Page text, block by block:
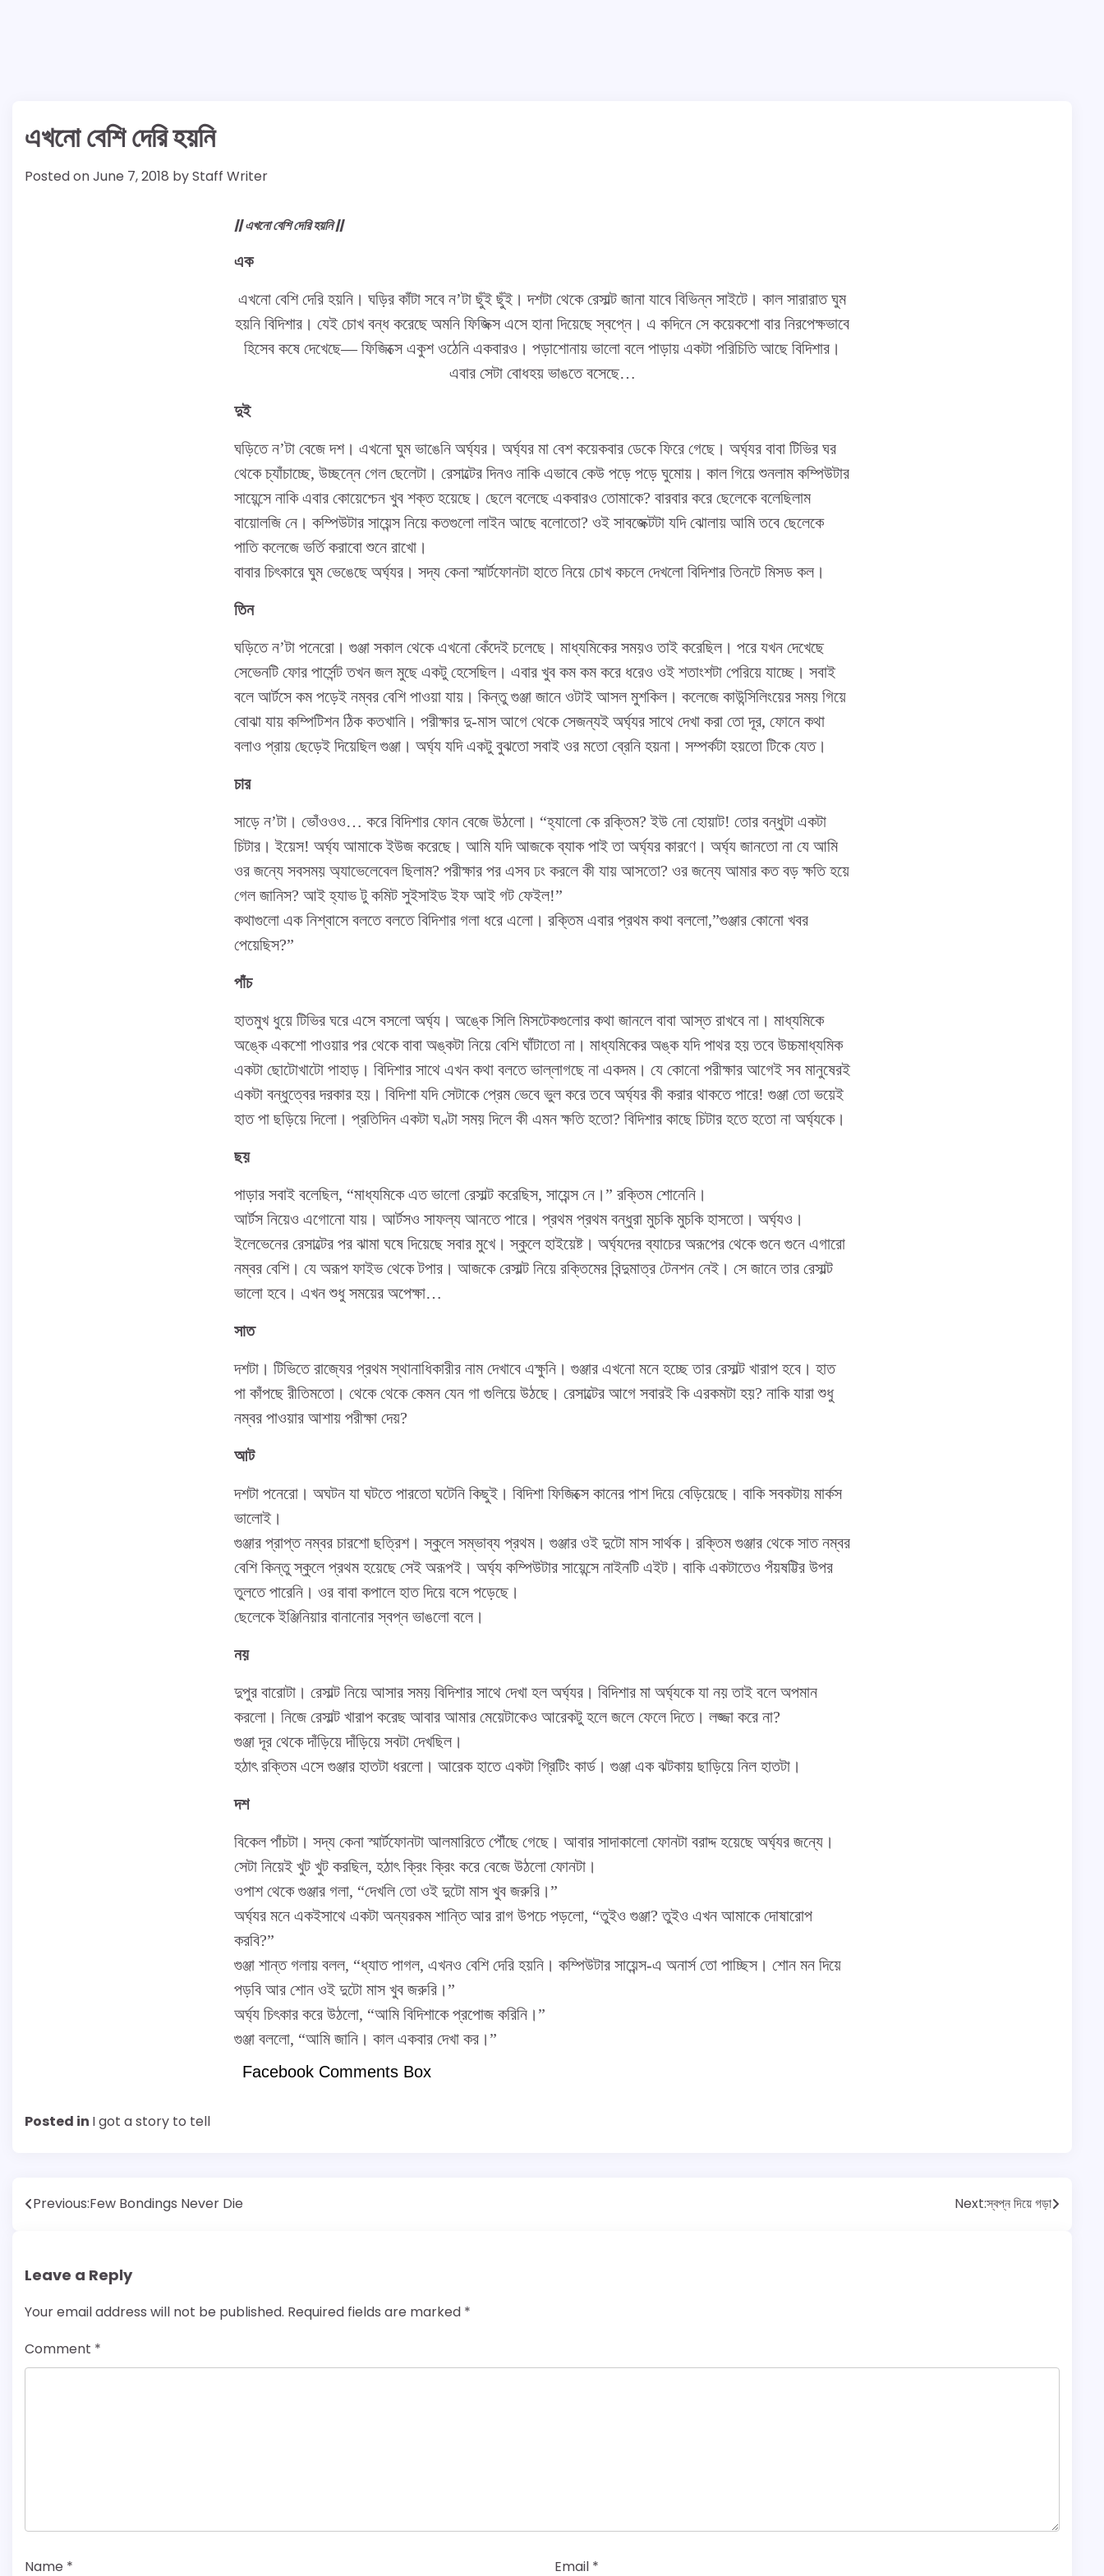
এখনো বেশি দেরি হয়নি
Posted onJune 7, 2018 byStaff Writer
|| এখনো বেশি দেরি হয়নি ||
এক
এখনো বেশি দেরি হয়নি। ঘড়ির কাঁটা সবে ন’টা ছুঁই ছুঁই। দশটা থেকে রেসাল্ট জানা যাবে বিভিন্ন সাইটে। কাল সারারাত ঘুম
হয়নি বিদিশার। যেই চোখ বন্ধ করেছে অমনি ফিজিক্স এসে হানা দিয়েছে স্বপ্নে। এ কদিনে সে কয়েকশো বার নিরপেক্ষভাবে
হিসেব কষে দেখেছে— ফিজিক্সে একুশ ওঠেনি একবারও। পড়াশোনায় ভালো বলে পাড়ায় একটা পরিচিতি আছে বিদিশার।
এবার সেটা বোধহয় ভাঙতে বসেছে…
দুই
ঘড়িতে ন’টা বেজে দশ। এখনো ঘুম ভাঙেনি অর্ঘ্যর। অর্ঘ্যর মা বেশ কয়েকবার ডেকে ফিরে গেছে। অর্ঘ্যর বাবা টিভির ঘর
থেকে চ্যাঁচাচ্ছে, উচ্ছন্নে গেল ছেলেটা। রেসাল্টের দিনও নাকি এভাবে কেউ পড়ে পড়ে ঘুমোয়। কাল গিয়ে শুনলাম কম্পিউটার
সায়েন্সে নাকি এবার কোয়েশ্চেন খুব শক্ত হয়েছে। ছেলে বলেছে একবারও তোমাকে? বারবার করে ছেলেকে বলেছিলাম
বায়োলজি নে। কম্পিউটার সায়েন্স নিয়ে কতগুলো লাইন আছে বলোতো? ওই সাবজেক্টটা যদি ঝোলায় আমি তবে ছেলেকে
পাতি কলেজে ভর্তি করাবো শুনে রাখো।
বাবার চিৎকারে ঘুম ভেঙেছে অর্ঘ্যর। সদ্য কেনা স্মার্টফোনটা হাতে নিয়ে চোখ কচলে দেখলো বিদিশার তিনটে মিসড কল।
তিন
ঘড়িতে ন’টা পনেরো। গুঞ্জা সকাল থেকে এখনো কেঁদেই চলেছে। মাধ্যমিকের সময়ও তাই করেছিল। পরে যখন দেখেছে
সেভেনটি ফোর পার্সেন্ট তখন জল মুছে একটু হেসেছিল। এবার খুব কম কম করে ধরেও ওই শতাংশটা পেরিয়ে যাচ্ছে। সবাই
বলে আর্টসে কম পড়েই নম্বর বেশি পাওয়া যায়। কিন্তু গুঞ্জা জানে ওটাই আসল মুশকিল। কলেজে কাউন্সিলিংয়ের সময় গিয়ে
বোঝা যায় কম্পিটিশন ঠিক কতখানি। পরীক্ষার দু-মাস আগে থেকে সেজন্যই অর্ঘ্যর সাথে দেখা করা তো দূর, ফোনে কথা
বলাও প্রায় ছেড়েই দিয়েছিল গুঞ্জা। অর্ঘ্য যদি একটু বুঝতো সবাই ওর মতো ব্রেনি হয়না। সম্পর্কটা হয়তো টিকে যেত।
চার
সাড়ে ন’টা। ভোঁওওও… করে বিদিশার ফোন বেজে উঠলো। “হ্যালো কে রক্তিম? ইউ নো হোয়াট! তোর বন্ধুটা একটা
চিটার। ইয়েস! অর্ঘ্য আমাকে ইউজ করেছে। আমি যদি আজকে ব্যাক পাই তা অর্ঘ্যর কারণে। অর্ঘ্য জানতো না যে আমি
ওর জন্যে সবসময় অ্যাভেলেবেল ছিলাম? পরীক্ষার পর এসব ঢং করলে কী যায় আসতো? ওর জন্যে আমার কত বড় ক্ষতি হয়ে
গেল জানিস? আই হ্যাভ টু কমিট সুইসাইড ইফ আই গট ফেইল!”
কথাগুলো এক নিশ্বাসে বলতে বলতে বিদিশার গলা ধরে এলো। রক্তিম এবার প্রথম কথা বললো,”গুঞ্জার কোনো খবর
পেয়েছিস?”
পাঁচ
হাতমুখ ধুয়ে টিভির ঘরে এসে বসলো অর্ঘ্য। অঙ্কে সিলি মিসটেকগুলোর কথা জানলে বাবা আস্ত রাখবে না। মাধ্যমিকে
অঙ্কে একশো পাওয়ার পর থেকে বাবা অঙ্কটা নিয়ে বেশি ঘাঁটাতো না। মাধ্যমিকের অঙ্ক যদি পাথর হয় তবে উচ্চমাধ্যমিক
একটা ছোটোখাটো পাহাড়। বিদিশার সাথে এখন কথা বলতে ভাল্লাগছে না একদম। যে কোনো পরীক্ষার আগেই সব মানুষেরই
একটা বন্ধুত্বের দরকার হয়। বিদিশা যদি সেটাকে প্রেম ভেবে ভুল করে তবে অর্ঘ্যর কী করার থাকতে পারে! গুঞ্জা তো ভয়েই
হাত পা ছড়িয়ে দিলো। প্রতিদিন একটা ঘণ্টা সময় দিলে কী এমন ক্ষতি হতো? বিদিশার কাছে চিটার হতে হতো না অর্ঘ্যকে।
ছয়
পাড়ার সবাই বলেছিল, “মাধ্যমিকে এত ভালো রেসাল্ট করেছিস, সায়েন্স নে।” রক্তিম শোনেনি।
আর্টস নিয়েও এগোনো যায়। আর্টসও সাফল্য আনতে পারে। প্রথম প্রথম বন্ধুরা মুচকি মুচকি হাসতো। অর্ঘ্যও।
ইলেভেনের রেসাল্টের পর ঝামা ঘষে দিয়েছে সবার মুখে। স্কুলে হাইয়েষ্ট। অর্ঘ্যদের ব্যাচের অরূপের থেকে গুনে গুনে এগারো
নম্বর বেশি। যে অরূপ ফাইভ থেকে টপার। আজকে রেসাল্ট নিয়ে রক্তিমের বিন্দুমাত্র টেনশন নেই। সে জানে তার রেসাল্ট
ভালো হবে। এখন শুধু সময়ের অপেক্ষা…
সাত
দশটা। টিভিতে রাজ্যের প্রথম স্থানাধিকারীর নাম দেখাবে এক্ষুনি। গুঞ্জার এখনো মনে হচ্ছে তার রেসাল্ট খারাপ হবে। হাত
পা কাঁপছে রীতিমতো। থেকে থেকে কেমন যেন গা গুলিয়ে উঠছে। রেসাল্টের আগে সবারই কি এরকমটা হয়? নাকি যারা শুধু
নম্বর পাওয়ার আশায় পরীক্ষা দেয়?
আট
দশটা পনেরো। অঘটন যা ঘটতে পারতো ঘটেনি কিছুই। বিদিশা ফিজিক্সে কানের পাশ দিয়ে বেড়িয়েছে। বাকি সবকটায় মার্কস
ভালোই।
গুঞ্জার প্রাপ্ত নম্বর চারশো ছত্রিশ। স্কুলে সম্ভাব্য প্রথম। গুঞ্জার ওই দুটো মাস সার্থক। রক্তিম গুঞ্জার থেকে সাত নম্বর
বেশি কিন্তু স্কুলে প্রথম হয়েছে সেই অরূপই। অর্ঘ্য কম্পিউটার সায়েন্সে নাইনটি এইট। বাকি একটাতেও পঁয়ষট্টির উপর
তুলতে পারেনি। ওর বাবা কপালে হাত দিয়ে বসে পড়েছে।
ছেলেকে ইঞ্জিনিয়ার বানানোর স্বপ্ন ভাঙলো বলে।
নয়
দুপুর বারোটা। রেসাল্ট নিয়ে আসার সময় বিদিশার সাথে দেখা হল অর্ঘ্যর। বিদিশার মা অর্ঘ্যকে যা নয় তাই বলে অপমান
করলো। নিজে রেসাল্ট খারাপ করেছ আবার আমার মেয়েটাকেও আরেকটু হলে জলে ফেলে দিতে। লজ্জা করে না?
গুঞ্জা দূর থেকে দাঁড়িয়ে দাঁড়িয়ে সবটা দেখছিল।
হঠাৎ রক্তিম এসে গুঞ্জার হাতটা ধরলো। আরেক হাতে একটা গ্রিটিং কার্ড। গুঞ্জা এক ঝটকায় ছাড়িয়ে নিল হাতটা।
দশ
বিকেল পাঁচটা। সদ্য কেনা স্মার্টফোনটা আলমারিতে পৌঁছে গেছে। আবার সাদাকালো ফোনটা বরাদ্দ হয়েছে অর্ঘ্যর জন্যে।
সেটা নিয়েই খুট খুট করছিল, হঠাৎ ক্রিং ক্রিং করে বেজে উঠলো ফোনটা।
ওপাশ থেকে গুঞ্জার গলা, “দেখলি তো ওই দুটো মাস খুব জরুরি।”
অর্ঘ্যর মনে একইসাথে একটা অন্যরকম শান্তি আর রাগ উপচে পড়লো, “তুইও গুঞ্জা? তুইও এখন আমাকে দোষারোপ
করবি?”
গুঞ্জা শান্ত গলায় বলল, “ধ্যাত পাগল, এখনও বেশি দেরি হয়নি। কম্পিউটার সায়েন্স-এ অনার্স তো পাচ্ছিস। শোন মন দিয়ে
পড়বি আর শোন ওই দুটো মাস খুব জরুরি।”
অর্ঘ্য চিৎকার করে উঠলো, “আমি বিদিশাকে প্রপোজ করিনি।”
গুঞ্জা বললো, “আমি জানি। কাল একবার দেখা কর।”
Facebook Comments Box
Posted in I got a story to tell
Post
Previous:Few Bondings Never Die Next:স্বপ্ন দিয়ে গড়া
Leave a Reply
Your email address will not be published. Required fields are marked *
Comment *
Name * Email *